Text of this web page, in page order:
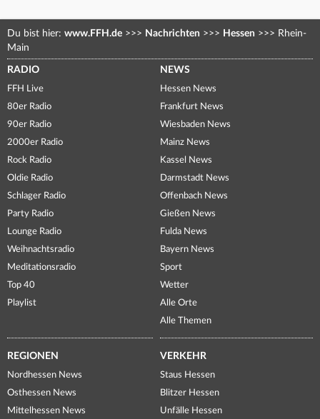
Du bist hier: www.FFH.de >>> Nachrichten >>> Hessen >>> Rhein-
Main
RADIO
FFH Live
80er Radio
90er Radio
2000er Radio
Rock Radio
Oldie Radio
Schlager Radio
Party Radio
Lounge Radio
Weihnachtsradio
Meditationsradio
Top 40
Playlist
NEWS
Hessen News
Frankfurt News
Wiesbaden News
Mainz News
Kassel News
Darmstadt News
Offenbach News
Gießen News
Fulda News
Bayern News
Sport
Wetter
Alle Orte
Alle Themen
REGIONEN
Nordhessen News
Osthessen News
Mittelhessen News
VERKEHR
Staus Hessen
Blitzer Hessen
Unfälle Hessen